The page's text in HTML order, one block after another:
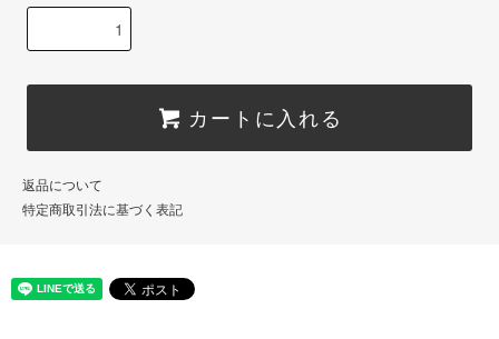
カートに入れる
返品について
特定商取引法に基づく表記